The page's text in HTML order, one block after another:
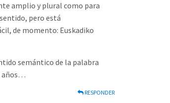
amplio y plural como para
pero está
de momento: Euskadiko
semántico de la palabra
años…
RESPONDER